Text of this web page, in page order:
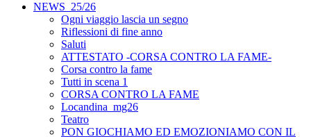
NEWS_25/26
Ogni viaggio lascia un segno
Riflessioni di fine anno
Saluti
ATTESTATO -CORSA CONTRO LA FAME-
Corsa contro la fame
Tutti in scena 1
CORSA CONTRO LA FAME
Locandina_mg26
Teatro
PON GIOCHIAMO ED EMOZIONIAMO CON IL